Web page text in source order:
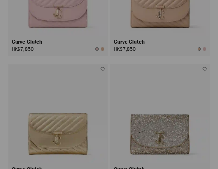
Curve Clutch
HK$7,850
Curve Clutch
HK$7,850